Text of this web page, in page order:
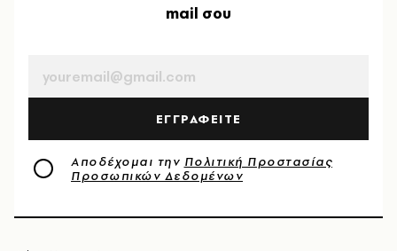
mail σου
ΕΓΓΡΑΦΕΙΤΕ
Αποδέχομαι την Πολιτική Προστασίας
Προσωπικών Δεδομένων